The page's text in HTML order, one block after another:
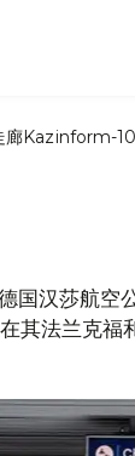
廊Kazinform-
国汉莎航
其法兰克福